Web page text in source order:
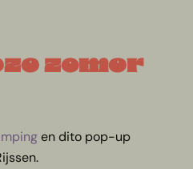
zomer
en dito pop-up